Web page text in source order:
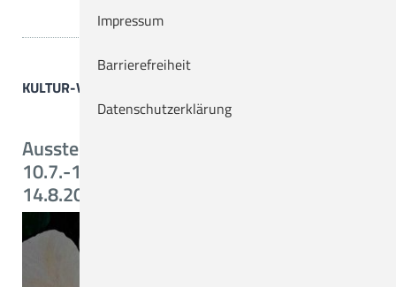
KULTUR-VERANSTALTUNGEN
Ausstellung "Summerfeeling"
10.7.-10.9.2026 und Konzert am
14.8.2026
Impressum
Barrierefreiheit
Datenschutzerklärung